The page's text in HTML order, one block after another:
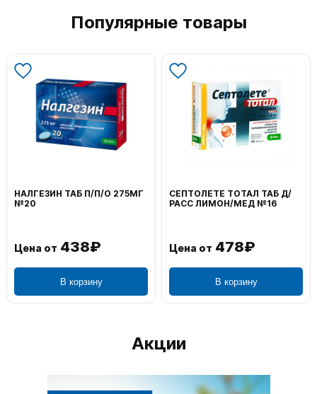
Популярные товары
НАЛГЕЗИН ТАБ П/П/О 275МГ
№20
Цена от 438₽
В корзину
СЕПТОЛЕТЕ ТОТАЛ ТАБ Д/
РАСС ЛИМОН/МЕД №16
Цена от 478₽
В корзину
Акции